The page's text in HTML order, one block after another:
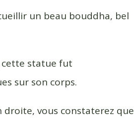
un beau bouddha, bel
cette statue fut
sur son corps.
droite, vous constaterez que